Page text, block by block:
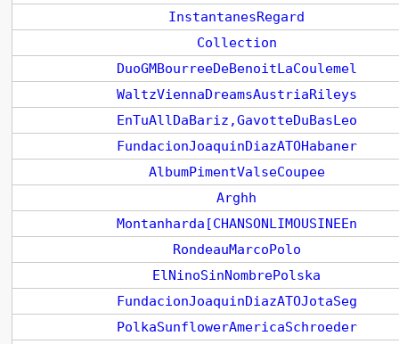
InstantanesRegard
Collection
DuoGMBourreeDeBenoitLaCoulemel
WaltzViennaDreamsAustriaRileys
EnTuAllDaBariz,GavotteDuBasLeo
FundacionJoaquinDiazATOHabaner
AlbumPimentValseCoupee
Arghh
Montanharda[CHANSONLIMOUSINEEn
RondeauMarcoPolo
ElNinoSinNombrePolska
FundacionJoaquinDiazATOJotaSeg
PolkaSunflowerAmericaSchroeder